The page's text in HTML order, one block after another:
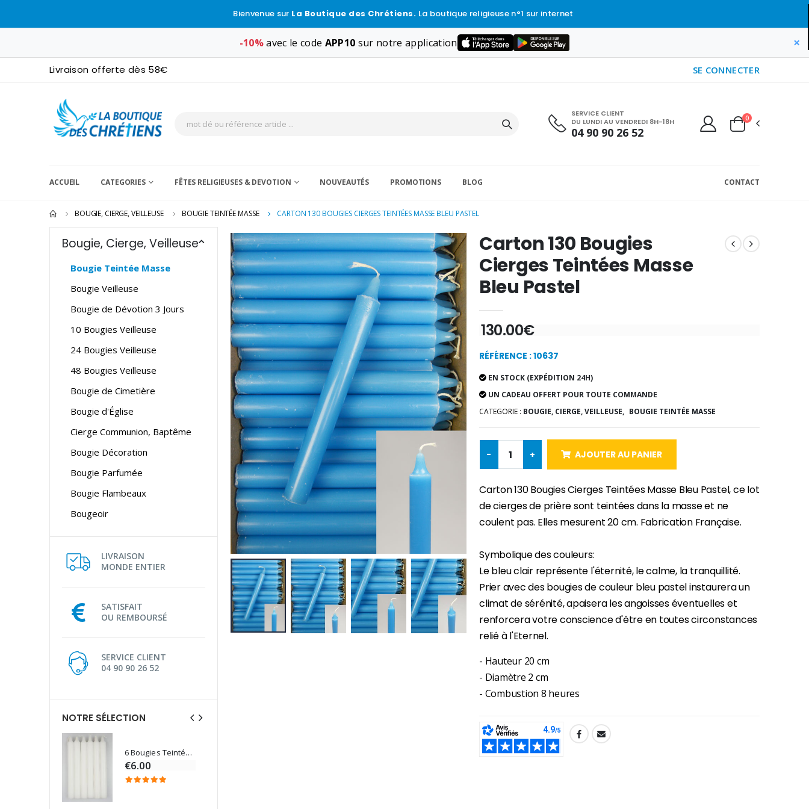
Bienvenue sur La Boutique des Chrétiens. La boutique religieuse n°1 sur internet
-10%avec le code APP10 sur notre application ×
Livraison offerte dès 58€ SE CONNECTER
SERVICE CLIENT
DU LUNDI AU VENDREDI 8H-18H
04 90 90 26 52
0
ACCUEIL CATEGORIES FÊTES RELIGIEUSES & DEVOTION NOUVEAUTÉS PROMOTIONS BLOG CONTACT
BOUGIE, CIERGE, VEILLEUSE BOUGIE TEINTÉE MASSE CARTON 130 BOUGIES CIERGES TEINTÉES MASSE BLEU PASTEL
Bougie, Cierge, Veilleuse
Bougie Teintée Masse
Bougie Veilleuse
Bougie de Dévotion 3 Jours
10 Bougies Veilleuse
24 Bougies Veilleuse
48 Bougies Veilleuse
Bougie de Cimetière
Bougie d'Église
Cierge Communion, Baptême
Bougie Décoration
Bougie Parfumée
Bougie Flambeaux
Bougeoir
LIVRAISON
MONDE ENTIER
SATISFAIT
OU REMBOURSÉ
SERVICE CLIENT
04 90 90 26 52
NOTRE SÉLECTION
6 Bougies Teintées Masse Couleur Blanche
€6.00
6 Bougies Teintées Masse Couleur Blanche
-30%
Carton 130 Bougies
Cierges Teintées Masse
Bleu Pastel
130.00€
RÉFÉRENCE : 10637
EN STOCK (EXPÉDITION 24H)
UN CADEAU OFFERT POUR TOUTE COMMANDE
CATEGORIE : BOUGIE, CIERGE, VEILLEUSE, BOUGIE TEINTÉE MASSE
- + AJOUTER AU PANIER
Carton 130 Bougies Cierges Teintées Masse Bleu Pastel, ce lot
de cierges de prière sont teintées dans la masse et ne
coulent pas. Elles mesurent 20 cm. Fabrication Française.
Symbolique des couleurs:
Le bleu clair représente l'éternité, le calme, la tranquillité.
Prier avec des bougies de couleur bleu pastel instaurera un
climat de sérénité, apaisera les angoisses éventuelles et
renforcera votre conscience d'être en toutes circonstances
relié à l'Eternel.
- Hauteur 20 cm
- Diamètre 2 cm
- Combustion 8 heures
SHARE: